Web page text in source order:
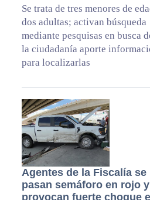
Se trata de tres menores de
dos adultas; activan búsqueda
mediante pesquisas en busca
la ciudadanía aporte
para localizarlas
Agentes de la Fiscalía se
pasan semáforo en rojo y
provocan fuerte choque